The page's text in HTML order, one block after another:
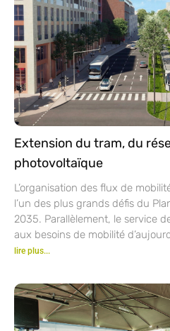
Extension du tram, du
photovoltaïque
L’organisation des flux de
l’un des plus grands défis du
2035. Parallèlement, le service
aux besoins de mobilité
lire plus...